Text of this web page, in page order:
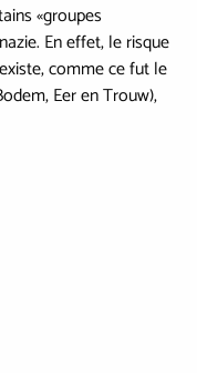
«groupes
En effet, le risque
comme ce fut le
Eer en Trouw),